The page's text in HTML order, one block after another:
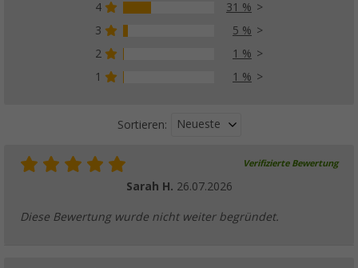
4
31 %
3
5 %
2
1 %
1
1 %
Sortieren: Neueste
Verifizierte Bewertung
Sarah H. 26.07.2026
Diese Bewertung wurde nicht weiter begründet.